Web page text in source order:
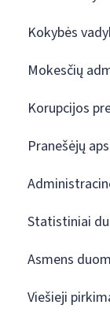
Kokybės
Mokesčių
Korupcijos
Pranešėjų
Statistiniai
Asmens
Viešieji